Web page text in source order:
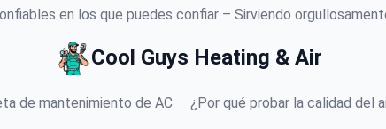
en los que puedes confiar – Sirviendo
Cool Guys Heating & Air
de mantenimiento de AC ¿Por qué probar la calidad del